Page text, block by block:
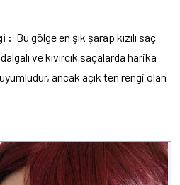
: Bu gölge en şık şarap kızılı saç
ve kıvırcık saçalarda harika
ancak açık ten rengi olan